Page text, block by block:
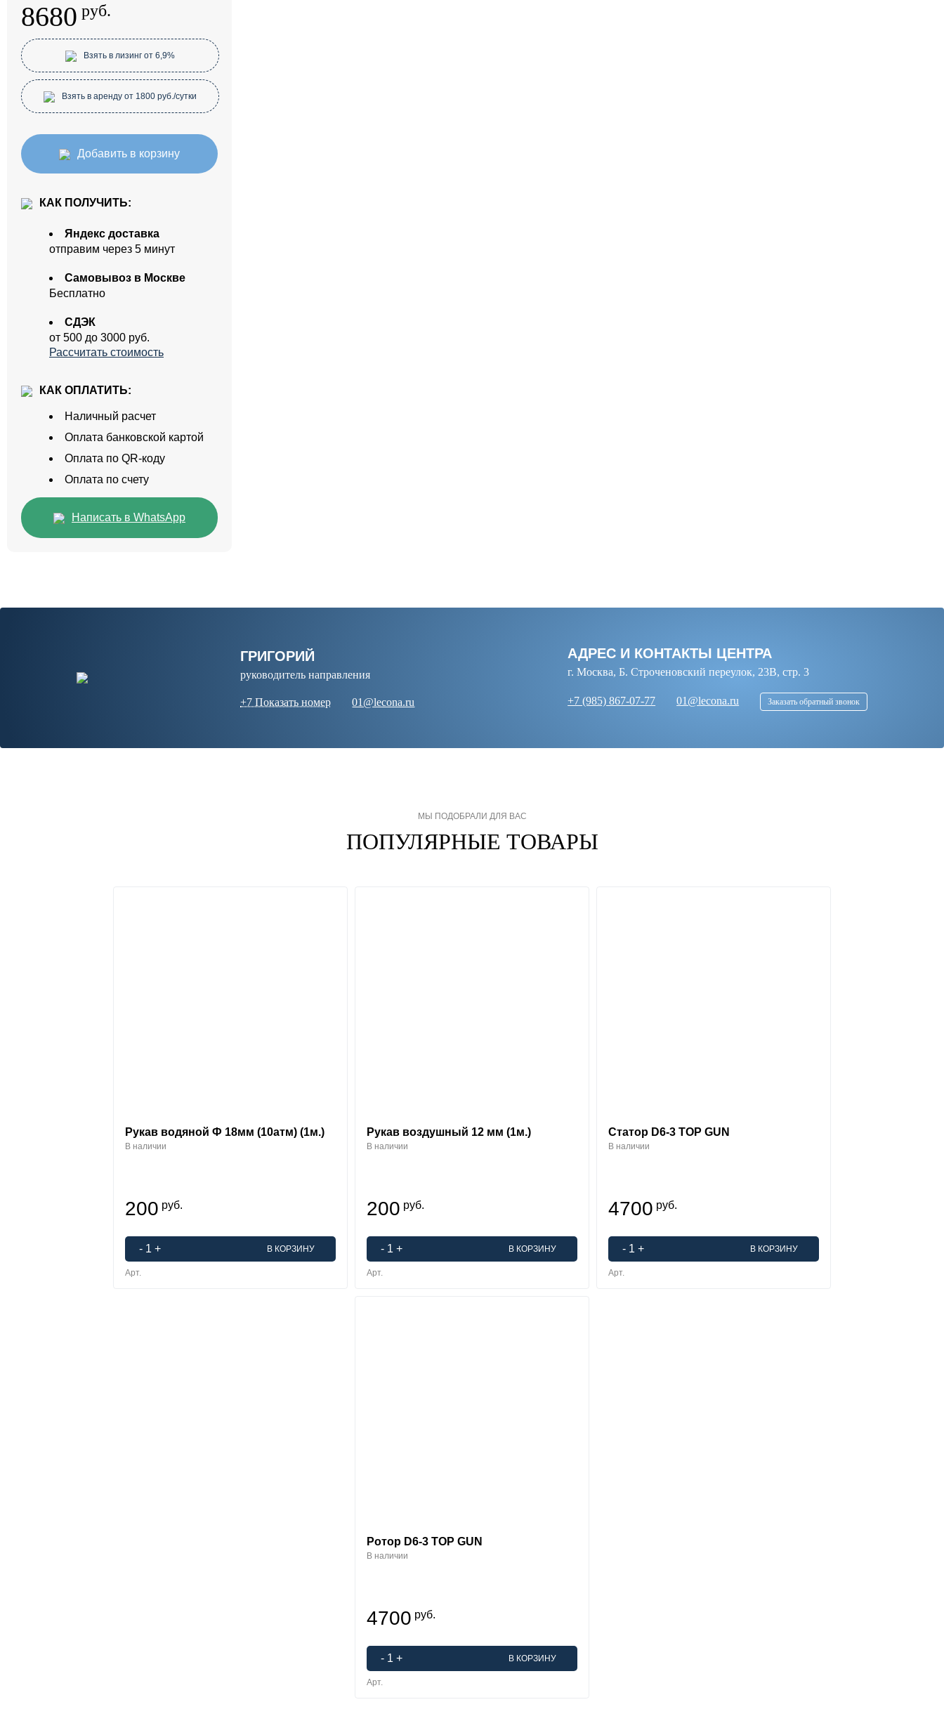
8680 руб.
Взять в лизинг от 6,9%
Взять в аренду от 1800 руб./сутки
Добавить в корзину
КАК ПОЛУЧИТЬ:
Яндекс доставка
отправим через 5 минут
Самовывоз в Москве
Бесплатно
СДЭК
от 500 до 3000 руб.
Рассчитать стоимость
КАК ОПЛАТИТЬ:
Наличный расчет
Оплата банковской картой
Оплата по QR-коду
Оплата по счету
Написать в WhatsApp
ГРИГОРИЙ
руководитель направления
+7 Показать номер 01@lecona.ru
АДРЕС И КОНТАКТЫ ЦЕНТРА
г. Москва, Б. Строченовский переулок, 23В, стр. 3
+7 (985) 867-07-77 01@lecona.ru Заказать обратный звонок
МЫ ПОДОБРАЛИ ДЛЯ ВАС
ПОПУЛЯРНЫЕ ТОВАРЫ
Рукав водяной Ф 18мм (10атм) (1м.)
В наличии
200 руб.
- 1 + В КОРЗИНУ
Арт.
Рукав воздушный 12 мм (1м.)
В наличии
200 руб.
- 1 + В КОРЗИНУ
Арт.
Статор D6-3 TOP GUN
В наличии
4700 руб.
- 1 + В КОРЗИНУ
Арт.
Ротор D6-3 TOP GUN
В наличии
4700 руб.
- 1 + В КОРЗИНУ
Арт.